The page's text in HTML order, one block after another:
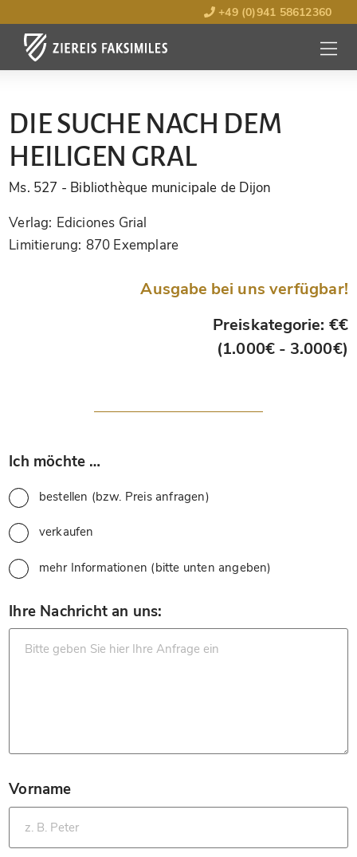
+49 (0)941 58612360
MENÜ
DIE SUCHE NACH DEM
HEILIGEN GRAL
Ms. 527 - Bibliothèque municipale de Dijon
Verlag: Ediciones Grial
Limitierung: 870 Exemplare
Ausgabe bei uns verfügbar!
Preiskategorie: €€
(1.000€ - 3.000€)
Ich möchte …
bestellen (bzw. Preis anfragen)
verkaufen
mehr Informationen (bitte unten angeben)
Ihre Nachricht an uns:
Vorname
*